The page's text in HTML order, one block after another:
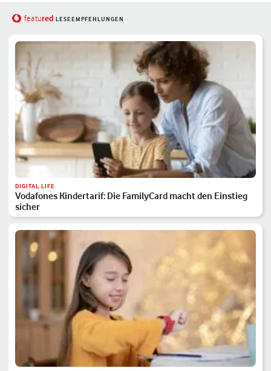
featured LESEEMPFEHLUNGEN
DIGITAL LIFE
Vodafones Kindertarif: Die FamilyCard macht den Einstieg
sicher